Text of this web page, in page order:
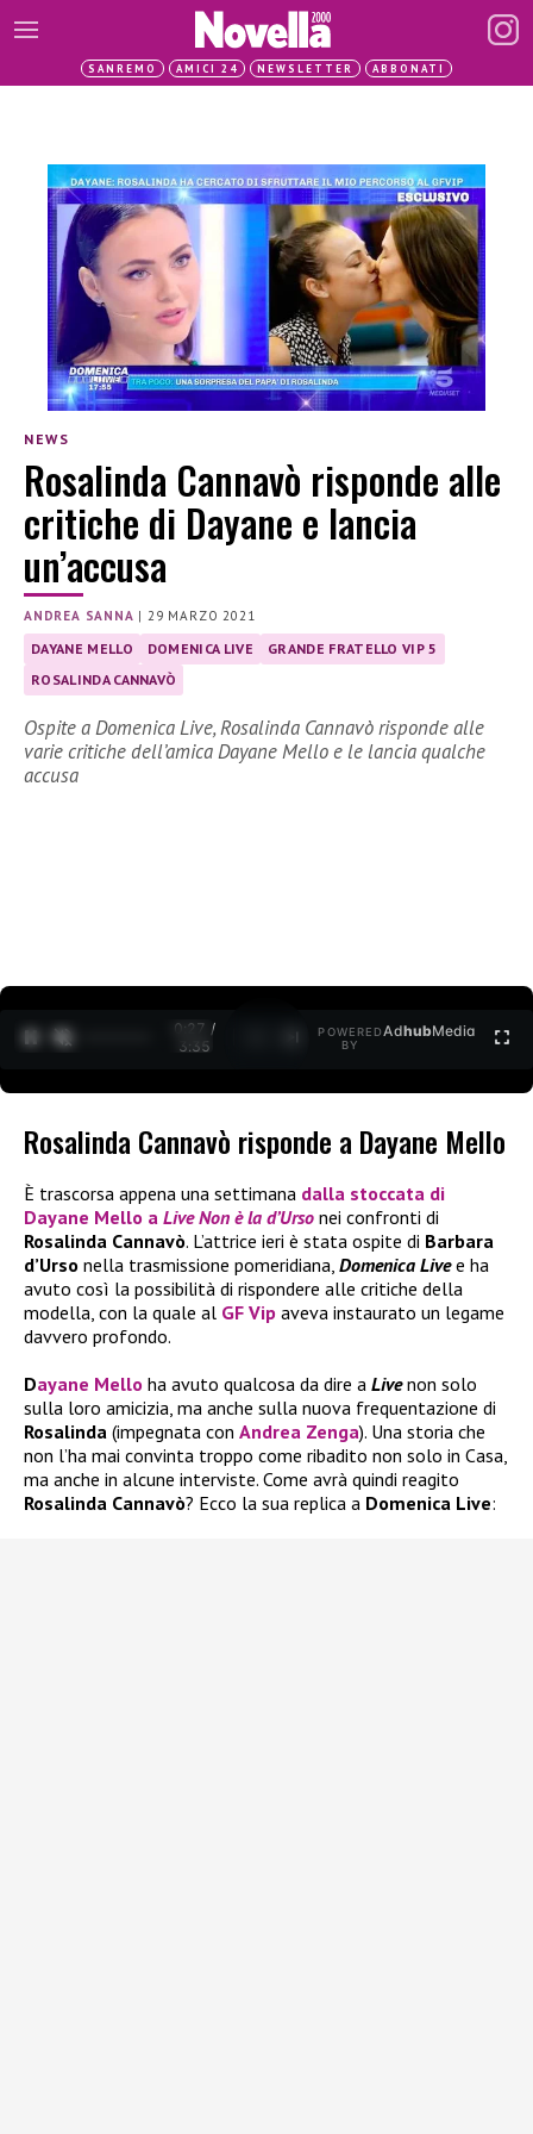
SANREMO AMICI 24 NEWSLETTER ABBONATI
NEWS
Rosalinda Cannavò risponde alle
critiche di Dayane e lancia
un’accusa
ANDREA SANNA |29 MARZO 2021
DAYANE MELLO DOMENICA LIVE
GRANDE FRATELLO VIP 5
ROSALINDA CANNAVÒ
Ospite a Domenica Live, Rosalinda Cannavò risponde alle
varie critiche dell’amica Dayane Mello e le lancia qualche
accusa
0:27 /
3:35
POWERED
BY
AdhubMedia
Rosalinda Cannavò risponde a Dayane Mello
È trascorsa appena una settimana dalla stoccata di
Dayane Mello a Live Non è la d’Urso nei confronti di
Rosalinda Cannavò. L’attrice ieri è stata ospite di Barbara
d’Urso nella trasmissione pomeridiana, Domenica Livee ha
avuto così la possibilità di rispondere alle critiche della
modella, con la quale al GF Vip aveva instaurato un legame
davvero profondo.
Dayane Mello ha avuto qualcosa da dire a Livenon solo
sulla loro amicizia, ma anche sulla nuova frequentazione di
Rosalinda (impegnata con Andrea Zenga). Una storia che
non l’ha mai convinta troppo come ribadito non solo in Casa,
ma anche in alcune interviste. Come avrà quindi reagito
Rosalinda Cannavò? Ecco la sua replica a Domenica Live: